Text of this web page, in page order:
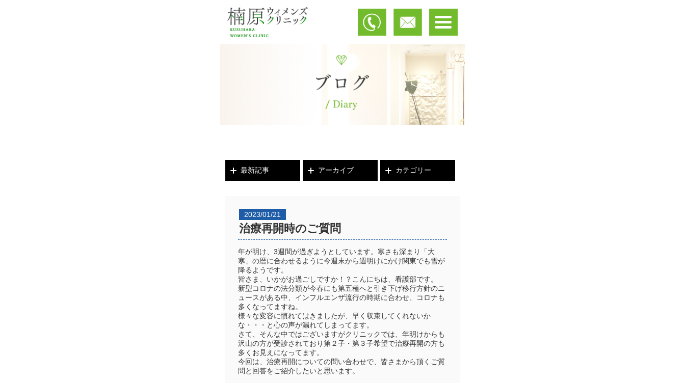
最新記事 アーカイブ カテゴリー
2023/01/21
治療再開時のご質問
年が明け、3週間が過ぎようとしています。寒さも深まり「大
寒」の暦に合わせるように今週末から週明けにかけ関東でも雪が
降るようです。
皆さま、いかがお過ごしですか！？こんにちは、看護部です。
新型コロナの法分類が今春にも第五種へと引き下げ移行方針のニ
ュースがある中、インフルエンザ流行の時期に合わせ、コロナも
多くなってますね。
様々な変容に慣れてはきましたが、早く収束してくれないか
な・・・と心の声が漏れてしまってます。
さて、そんな中ではございますがクリニックでは、年明けからも
沢山の方が受診されており第２子・第３子希望で治療再開の方も
多くお見えになってます。
今回は、治療再開についての問い合わせで、皆さまから頂くご質
問と回答をご紹介したいと思います。